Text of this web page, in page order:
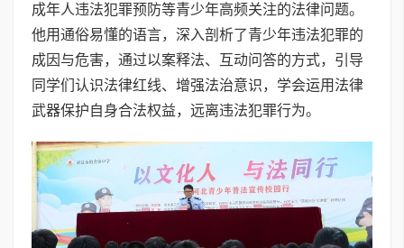
成年人违法犯罪预防等青少年高频关注的法律问题。
他用通俗易懂的语言，深入剖析了青少年违法犯罪的
成因与危害，通过以案释法、互动问答的方式，引导
同学们认识法律红线、增强法治意识，学会运用法律
武器保护自身合法权益，远离违法犯罪行为。